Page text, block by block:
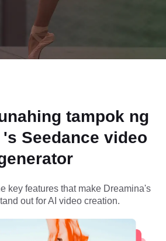
Larawan
mga clip ang mga ideya para
marketing, o content na pang-
sa ilang minuto.
tampok ng
Seedance video
key features that make Dreamina's
out for AI video creation.